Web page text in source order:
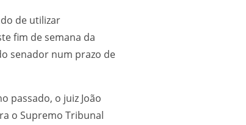
de utilizar
fim de semana da
senador num prazo de
passado, o juiz João
o Supremo Tribunal